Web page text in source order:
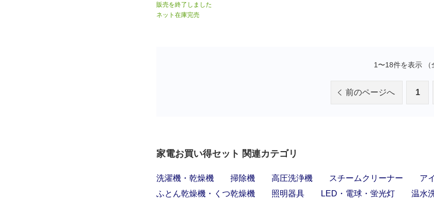
販売を終了しました
ネット在庫完売
1〜18件を表示 （
前のページへ 1
家電お買い得セット 関連カテゴリ
洗濯機・乾燥機 掃除機 高圧洗浄機 スチームクリーナー ア
ふとん乾燥機・くつ乾燥機
照明器具 LED・電球・蛍光灯 温水